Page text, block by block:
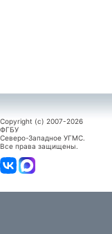
Copyright (c) 2007-2026
ФГБУ
Северо-Западное УГМС.
Все права защищены.